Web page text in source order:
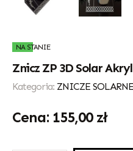
NA STANIE
Znicz ZP 3D Solar
Kategoria: ZNICZE SOLARNE
155,00 zł